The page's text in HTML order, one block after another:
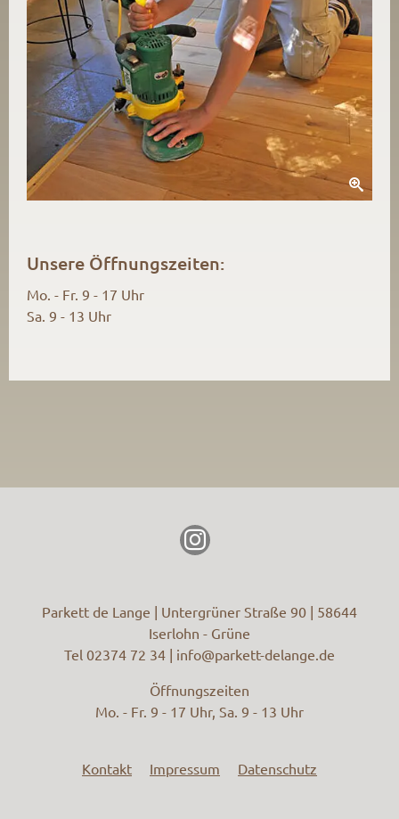
Unsere Öffnungszeiten:
Mo. - Fr. 9 - 17 Uhr
Sa. 9 - 13 Uhr
Parkett de Lange | Untergrüner Straße 90 | 58644
Iserlohn - Grüne
Tel 02374 72 34 |
info@parkett-delange.de
Öffnungszeiten
Mo. - Fr. 9 - 17 Uhr, Sa. 9 - 13 Uhr
Kontakt Impressum Datenschutz